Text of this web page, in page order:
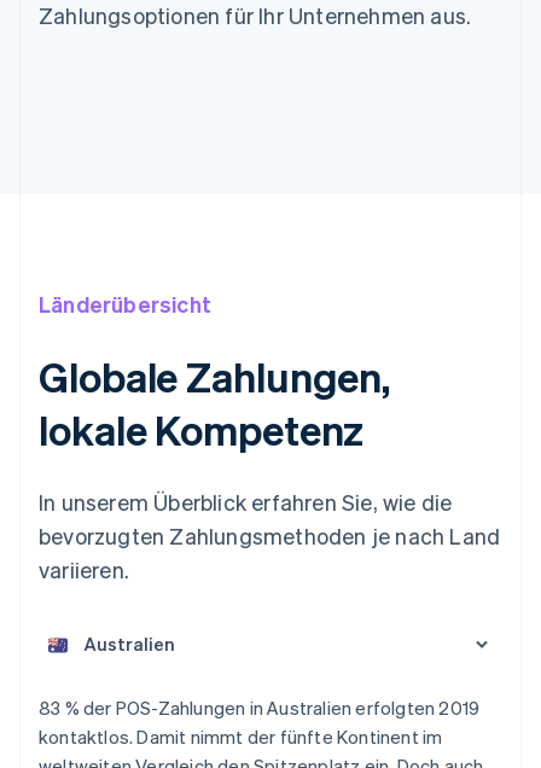
Zahlungsoptionen für Ihr Unternehmen aus.
Länderübersicht
Globale Zahlungen,
lokale Kompetenz
In unserem Überblick erfahren Sie, wie die
bevorzugten Zahlungsmethoden je nach Land
variieren.
83 % der POS-Zahlungen in Australien erfolgten 2019
kontaktlos. Damit nimmt der fünfte Kontinent im
Australien
English
Belgien